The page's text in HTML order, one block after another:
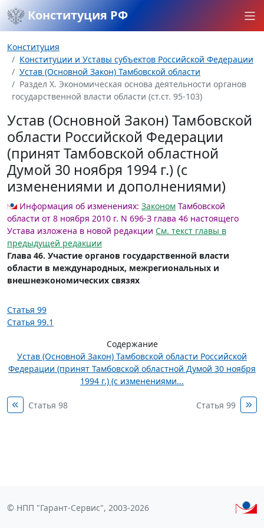
Конституция РФ
Конституция
Конституции и Уставы субъектов Российской Федерации
Устав (Основной Закон) Тамбовской области
Раздел X. Экономическая основа деятельности органов
государственной власти области (ст.ст. 95-103)
Устав (Основной Закон) Тамбовской
области Российской Федерации
(принят Тамбовской областной
Думой 30 ноября 1994 г.) (с
изменениями и дополнениями)
Информация об изменениях: Законом Тамбовской
области от 8 ноября 2010 г. N 696-З глава 46 настоящего
Устава изложена в новой редакции См. текст главы в
предыдущей редакции
Глава 46. Участие органов государственной власти
области в международных, межрегиональных и
внешнеэкономических связях
Статья 99
Статья 99.1
Содержание
Устав (Основной Закон) Тамбовской области Российской
Федерации (принят Тамбовской областной Думой 30 ноября
1994 г.) (с изменениями...
Статья 98 Статья 99
© НПП "Гарант-Сервис", 2003-2026